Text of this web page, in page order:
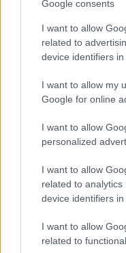
Google consents
I want to allow
related to
device identifiers in
I want to allow my
Google for online
I want to allow
personalized
I want to allow
related to
device identifiers in
I want to allow
related to